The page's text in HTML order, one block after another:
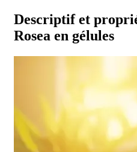
Descriptif et
Rosea en gélules